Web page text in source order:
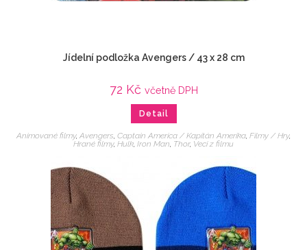
Jídelní podložka Avengers / 43 x 28 cm
72 Kč včetně DPH
Detail
Animované filmy, Avengers Captain America / Kapitán Amerika Filmy / Hry,
Hrané filmy, Hulk Iron Man Thor, Veci z filmu